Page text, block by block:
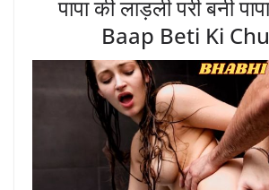
पापा की लाड़ली परी बनी
Baap Beti Ki